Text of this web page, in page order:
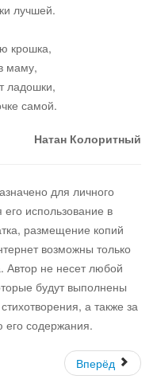
лучшей.
крошка,
маму,
ладошки,
самой.
Натан Колоритный
для личного
использование в
размещение копий
возможны только
Автор не несет любой
будут выполнены
а также за
его содержания.
Вперёд